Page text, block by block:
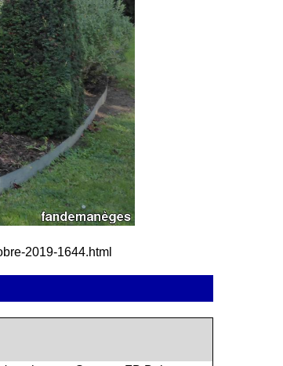
2019-1644.html